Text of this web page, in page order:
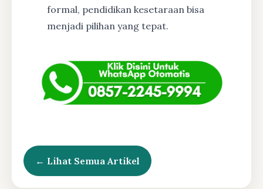
formal, pendidikan kesetaraan bisa
menjadi pilihan yang tepat.
← Lihat Semua Artikel